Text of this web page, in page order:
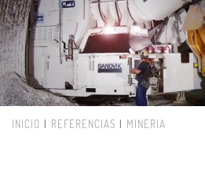
INICIO REFERENCIAS MINERÍA